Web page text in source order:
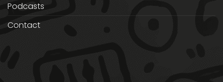
Podcasts
Contact